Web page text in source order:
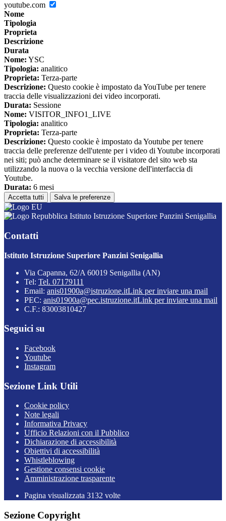
youtube.com
Nome
Tipologia
Proprieta
Descrizione
Durata
Nome: YSC
Tipologia: analitico
Proprieta: Terza-parte
Descrizione: Questo cookie è impostato da YouTube per tenere
traccia delle visualizzazioni dei video incorporati.
Durata: Sessione
Nome: VISITOR_INFO1_LIVE
Tipologia: analitico
Proprieta: Terza-parte
Descrizione: Questo cookie è impostato da Youtube per tenere
traccia delle preferenze dell'utente per i video di Youtube incorporati
nei siti; può anche determinare se il visitatore del sito web sta
utilizzando la nuova o la vecchia versione dell'interfaccia di
Youtube.
Durata: 6 mesi
Accetta tutti Salva le preferenze
Istituto Istruzione Superiore Panzini Senigallia
Contatti
Istituto Istruzione Superiore Panzini Senigallia
Via Capanna, 62/A 60019 Senigallia (AN)
Tel: Tel. 07179111
Email: anis01900a@istruzione.itLink per inviare una mail
PEC: anis01900a@pec.istruzione.itLink per inviare una mail
C.F.: 83003810427
Seguici su
Facebook
Youtube
Instagram
Sezione Link Utili
Cookie policy
Note legali
Informativa Privacy
Ufficio Relazioni con il Pubblico
Dichiarazione di accessibilità
Obiettivi di accessibilità
Whistleblowing
Gestione consensi cookie
Amministrazione trasparente
Pagina visualizzata 3132 volte
Sezione Copyright